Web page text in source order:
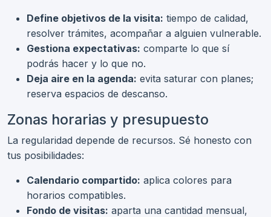
Define objetivos de la visita: tiempo de calidad,
resolver trámites, acompañar a alguien vulnerable.
Gestiona expectativas: comparte lo que sí
podrás hacer y lo que no.
Deja aire en la agenda: evita saturar con planes;
reserva espacios de descanso.
Zonas horarias y presupuesto
La regularidad depende de recursos. Sé honesto con
tus posibilidades:
Calendario compartido: aplica colores para
horarios compatibles.
Fondo de visitas: aparta una cantidad mensual,